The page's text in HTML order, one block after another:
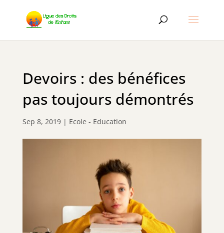
Devoirs : des bénéfices
pas toujours démontrés
Sep 8, 2019| Ecole - Education